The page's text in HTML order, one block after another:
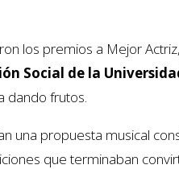
los premios a Mejor
Social de la
dando frutos.
una propuesta musical
que terminaban